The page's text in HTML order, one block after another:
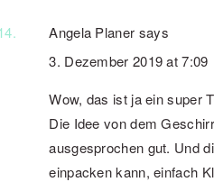
Angela Planer says
3. Dezember 2019 at 7:09
Wow, das ist ja ein super
Die Idee von dem
ausgesprochen gut. Und
einpacken kann, einfach